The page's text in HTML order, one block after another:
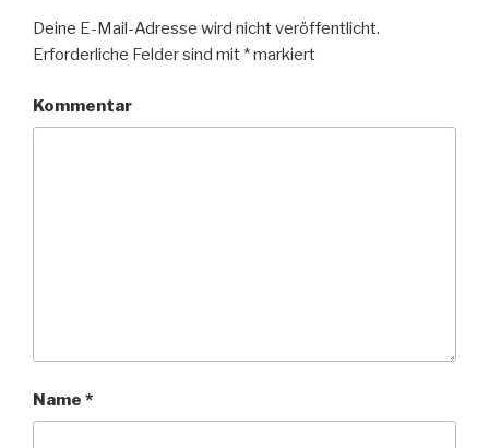
Deine E-Mail-Adresse wird nicht veröffentlicht.
Erforderliche Felder sind mit *markiert
Kommentar
Name *